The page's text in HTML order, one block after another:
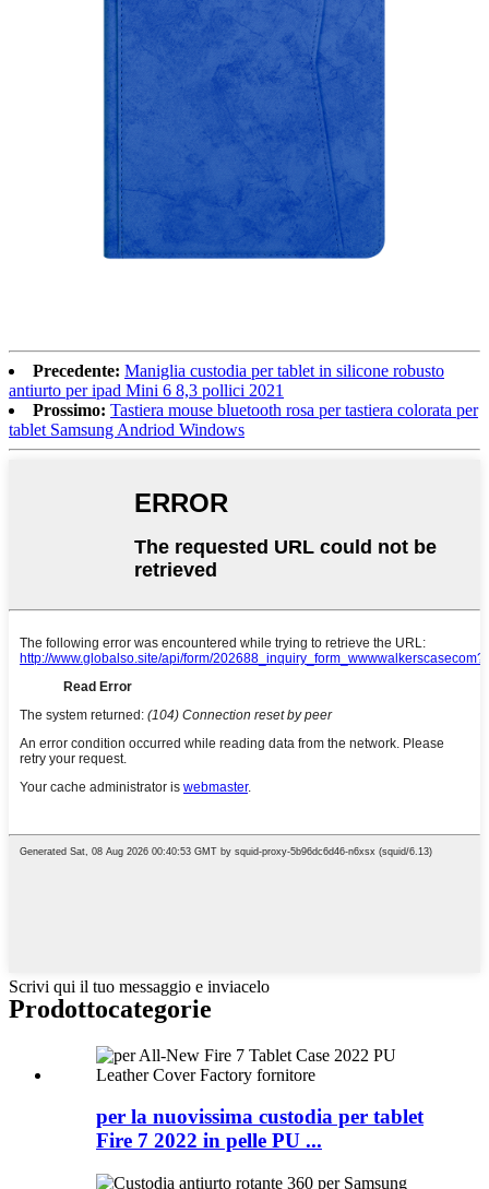
Precedente: Maniglia custodia per tablet in silicone robusto
antiurto per ipad Mini 6 8,3 pollici 2021
Prossimo: Tastiera mouse bluetooth rosa per tastiera colorata per
tablet Samsung Andriod Windows
Scrivi qui il tuo messaggio e inviacelo
Prodottocategorie
per la nuovissima custodia per tablet
Fire 7 2022 in pelle PU ...